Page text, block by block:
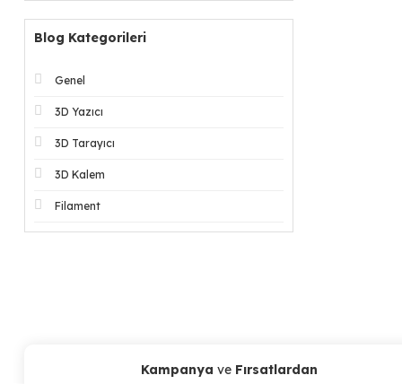
Blog Kategorileri
Genel
3D Yazıcı
3D Tarayıcı
3D Kalem
Filament
Kampanya ve Fırsatlardan